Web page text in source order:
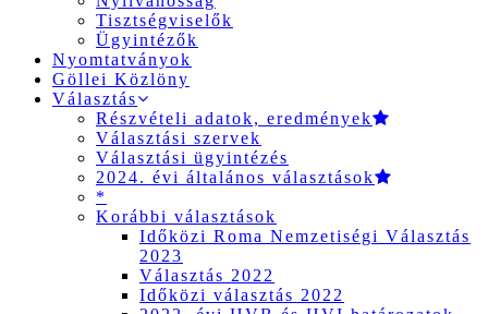
Tisztségviselők
Ügyintézők
Nyomtatványok
Göllei Közlöny
Választás
Részvételi adatok, eredmények
Választási szervek
Választási ügyintézés
2024. évi általános választások
*
Korábbi választások
Időközi Roma Nemzetiségi Választás
2023
Választás 2022
Időközi választás 2022